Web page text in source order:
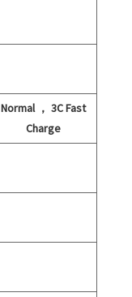
Normal ， 3C Fast
Charge